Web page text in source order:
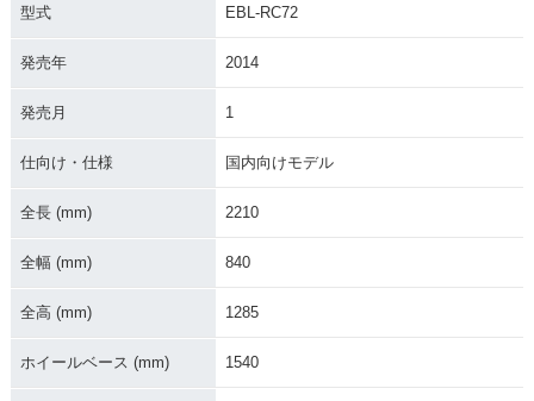
ssion・カラーチェ
2021年 NC750X D
ual Clutch Transmi
チェンジ
2021年 NC750X・
型式 EBL-RC72
発売年 2014
発売月 1
仕向け・仕様 国内向けモデル
全長 (mm) 2210
全幅 (mm) 840
全高 (mm) 1285
ホイールベース (mm) 1540